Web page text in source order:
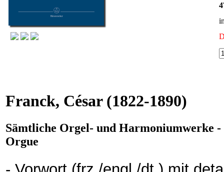
Franck, César(1822-1890)
Sämtliche Orgel- und Harmoniumwerke
Orgue